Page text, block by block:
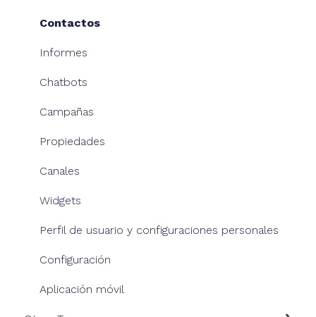
Nuestros chatbots
Contactos
Informes
Chatbots
Campañas
Propiedades
Canales
Widgets
Perfil de usuario y configuraciones personales
Configuración
Aplicación móvil